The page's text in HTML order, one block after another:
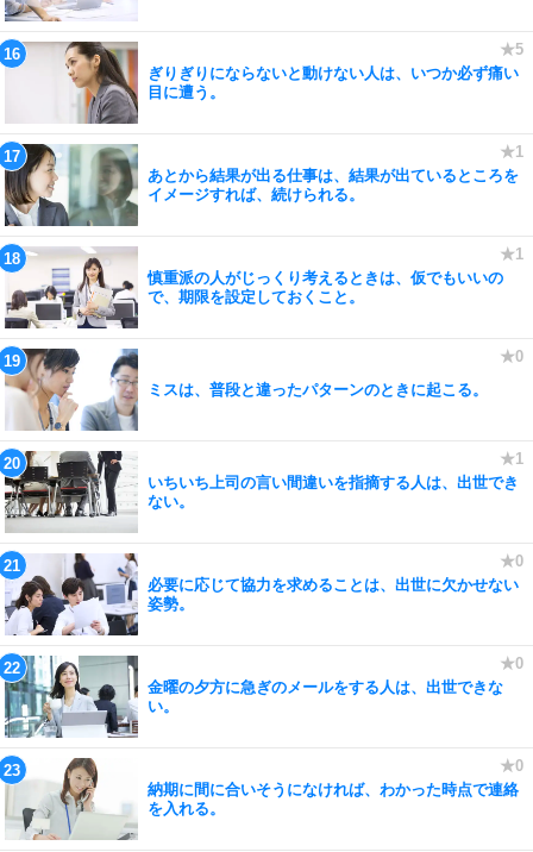
ぎりぎりにならないと動けない人は、いつか必ず痛い
目に遭う。
あとから結果が出る仕事は、結果が出ているところを
イメージすれば、続けられる。
慎重派の人がじっくり考えるときは、仮でもいいの
で、期限を設定しておくこと。
ミスは、普段と違ったパターンのときに起こる。
いちいち上司の言い間違いを指摘する人は、出世でき
ない。
必要に応じて協力を求めることは、出世に欠かせない
姿勢。
金曜の夕方に急ぎのメールをする人は、出世できな
い。
納期に間に合いそうになければ、わかった時点で連絡
を入れる。